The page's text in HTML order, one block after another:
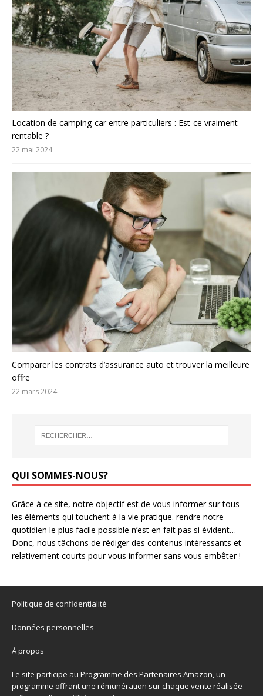
Location de camping-car entre particuliers : Est-ce vraiment
rentable ?
22 mai 2024
Comparer les contrats d’assurance auto et trouver la meilleure
offre
22 mars 2024
QUI SOMMES-NOUS?
Grâce à ce site, notre objectif est de vous informer sur tous
les éléments qui touchent à la vie pratique. rendre notre
quotidien le plus facile possible n’est en fait pas si évident…
Donc, nous tâchons de rédiger des contenus intéressants et
relativement courts pour vous informer sans vous embêter !
Politique de confidentialité
Données personnelles
À propos
Le site participe au Programme des Partenaires Amazon, un
programme offrant une rémunération sur chaque vente réalisée